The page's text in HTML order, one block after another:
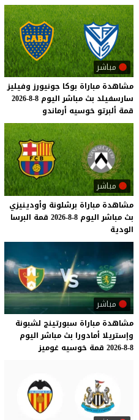
مباشر
مشاهدة مباراة بوكا جونيورز وفيليز
سارسفيلد بث مباشر اليوم 8-8-2026
قمة ألبرتو خوسيه أرماندو
مباشر
مشاهدة مباراة برشلونة وأودينيزي
بث مباشر اليوم 8-8-2026 قمة البرسا
الودية
مباشر
مشاهدة مباراة سبورتينج لشبونة
وإستريلا أمادورا بث مباشر اليوم
8-8-2026
قمة خوسيه غوميز